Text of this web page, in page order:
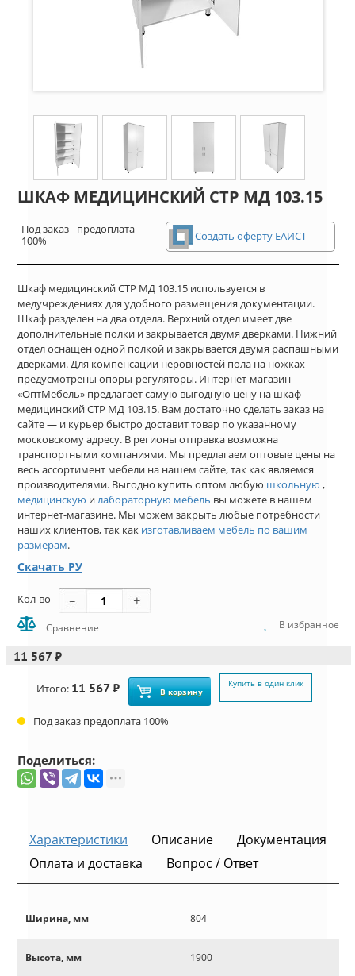
ШКАФ МЕДИЦИНСКИЙ СТР МД 103.15
Под заказ - предоплата
100%
Создать оферту ЕАИСТ
Шкаф медицинский СТР МД 103.15 используется в
медучреждениях для удобного размещения документации.
Шкаф разделен на два отдела. Верхний отдел имеет две
дополнительные полки и закрывается двумя дверками. Нижний
отдел оснащен одной полкой и закрывается двумя распашными
дверками. Для компенсации неровностей пола на ножках
предусмотрены опоры-регуляторы. Интернет-магазин
«ОптМебель» предлагает самую выгодную цену на шкаф
медицинский СТР МД 103.15. Вам достаточно сделать заказ на
сайте — и курьер быстро доставит товар по указанному
московскому адресу. В регионы отправка возможна
транспортными компаниями. Мы предлагаем оптовые цены на
весь ассортимент мебели на нашем сайте, так как являемся
производителями. Выгодно купить оптом любую школьную ,
медицинскую илабораторную мебель вы можете в нашем
интернет-магазине. Мы можем закрыть любые потребности
наших клиентов, так как изготавливаем мебель по вашим
размерам.
Скачать РУ
Кол-во
Сравнение В избранное
11 567 ₽
Итого: 11 567 ₽ В корзину
Купить в один клик
Под заказ предоплата 100%
Поделиться:
Характеристики Описание
Документация
Оплата и доставка
Вопрос / Ответ
Ширина, мм 804
Высота, мм 1900